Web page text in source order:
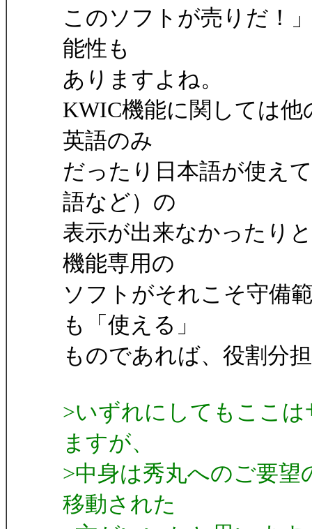
このソフトが売りだ！
能性も
ありますよね。
KWIC機能に関しては
英語のみ
だったり日本語が使え
語など）の
表示が出来なかったり
機能専用の
ソフトがそれこそ守備
も「使える」
ものであれば、役割分
>いずれにしてもここ
ますが、
>中身は秀丸へのご要
移動された